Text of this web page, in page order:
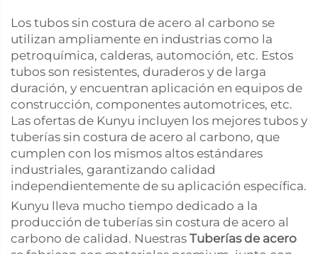
Los tubos sin costura de acero al carbono se
utilizan ampliamente en industrias como la
petroquímica, calderas, automoción, etc. Estos
tubos son resistentes, duraderos y de larga
duración, y encuentran aplicación en equipos de
construcción, componentes automotrices, etc.
Las ofertas de Kunyu incluyen los mejores tubos y
tuberías sin costura de acero al carbono, que
cumplen con los mismos altos estándares
industriales, garantizando calidad
independientemente de su aplicación específica.
Kunyu lleva mucho tiempo dedicado a la
producción de tuberías sin costura de acero al
carbono de calidad. Nuestras Tuberías de acero